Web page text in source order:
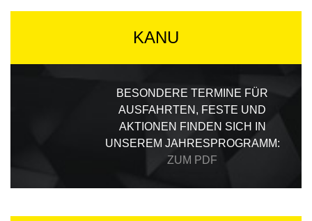
KANU
BESONDERE TERMINE FÜR
AUSFAHRTEN, FESTE UND
AKTIONEN FINDEN SICH IN
UNSEREM JAHRESPROGRAMM:
ZUM PDF